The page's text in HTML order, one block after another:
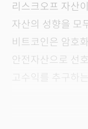
리스크오프 자산
자산의 성향을 모
비트코인은 암호
안전자산으로 선
고수익를 추구하